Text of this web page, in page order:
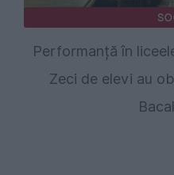
Performanță în
Zeci de elevi au